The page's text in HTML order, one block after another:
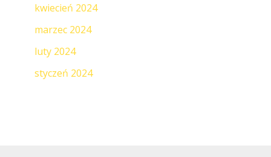
kwiecień 2024
marzec 2024
luty 2024
styczeń 2024